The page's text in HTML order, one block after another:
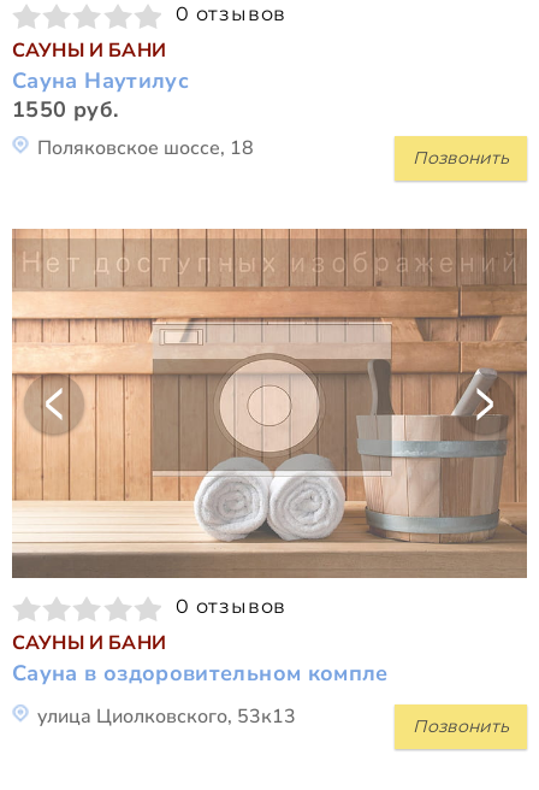
0 отзывов
САУНЫ И БАНИ
Сауна Наутилус
1550 руб.
Позвонить
Поляковское шоссе, 18
0 отзывов
САУНЫ И БАНИ
Сауна в оздоровительном компле
Позвонить
улица Циолковского, 53к13